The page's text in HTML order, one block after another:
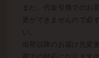
また、代金引換でのお
更ができませんので必
出荷以降のお届け先変